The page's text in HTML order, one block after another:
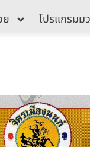
ย โปรแกรมม